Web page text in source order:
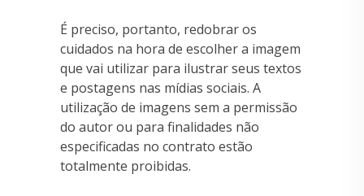
É preciso, portanto, redobrar os
cuidados na hora de escolher a imagem
que vai utilizar para ilustrar seus textos
e postagens nas mídias sociais. A
utilização de imagens sem a permissão
do autor ou para finalidades não
especificadas no contrato estão
totalmente proibidas.